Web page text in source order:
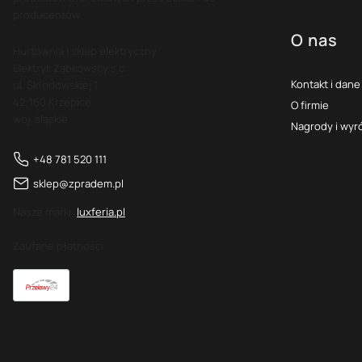
+48 781 520 111
sklep@zpradem.pl
luxferia.pl
O nas
Kontakt i
O firmie
Nagrody i